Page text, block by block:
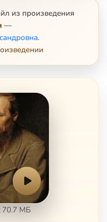
из произведения
—
.
70.7 МБ